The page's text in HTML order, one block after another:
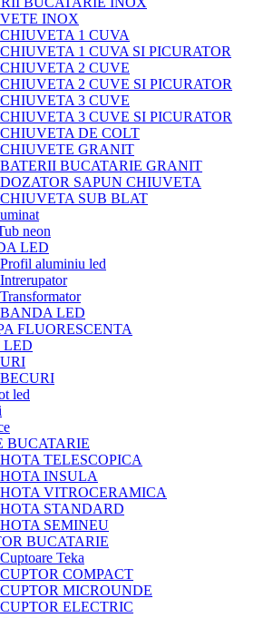
INOX
CHIUVETA 1 CUVA
CHIUVETA 1 CUVA SI PICURATOR
CHIUVETA 2 CUVE
CHIUVETA 2 CUVE SI PICURATOR
CHIUVETA 3 CUVE
CHIUVETA 3 CUVE SI PICURATOR
CHIUVETA DE COLT
CHIUVETE GRANIT
BATERII BUCATARIE GRANIT
DOZATOR SAPUN CHIUVETA
CHIUVETA SUB BLAT
neon
LED
Profil aluminiu led
Intrerupator
Transformator
BANDA LED
FLUORESCENTA
LED
BECURI
led
BUCATARIE
HOTA TELESCOPICA
HOTA INSULA
HOTA VITROCERAMICA
HOTA STANDARD
HOTA SEMINEU
BUCATARIE
Cuptoare Teka
CUPTOR COMPACT
CUPTOR MICROUNDE
CUPTOR ELECTRIC